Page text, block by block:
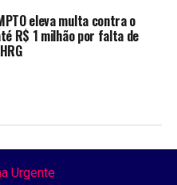
eleva multa contra o
R$ 1 milhão por falta de